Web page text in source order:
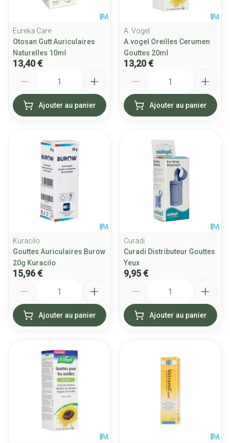
Eureka Care
Otosan Gutt Auriculaires
Naturelles 10ml
13,40 €
Ajouter au panier
A. Vogel
A.vogel Oreilles Cerumen
Gouttes 20ml
13,20 €
Ajouter au panier
Kuracilo
Gouttes Auriculaires Burow
20g Kuracilo
15,96 €
Ajouter au panier
Curadi
Curadi Distributeur Gouttes
Yeux
9,95 €
Ajouter au panier